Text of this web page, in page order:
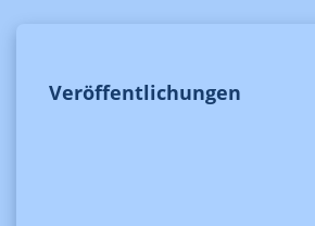
Veröffentlichungen